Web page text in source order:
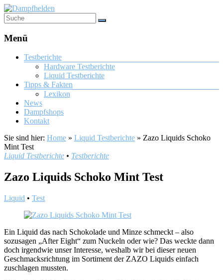
Menü
Testberichte
Hardware Testberichte
Liquid Testberichte
Tipps & Fakten
Lexikon
News
Dampfshops
Kontakt
Sie sind hier: Home » Liquid Testberichte » Zazo Liquids Schoko
Mint Test
Liquid Testberichte • Testberichte
Zazo Liquids Schoko Mint Test
Liquid • Test
Ein Liquid das nach Schokolade und Minze schmeckt – also
sozusagen „After Eight“ zum Nuckeln oder wie? Das weckte dann
doch irgendwie unser Interesse, weshalb wir bei dieser neuen
Geschmacksrichtung im Sortiment der ZAZO Liquids einfach
zuschlagen mussten.